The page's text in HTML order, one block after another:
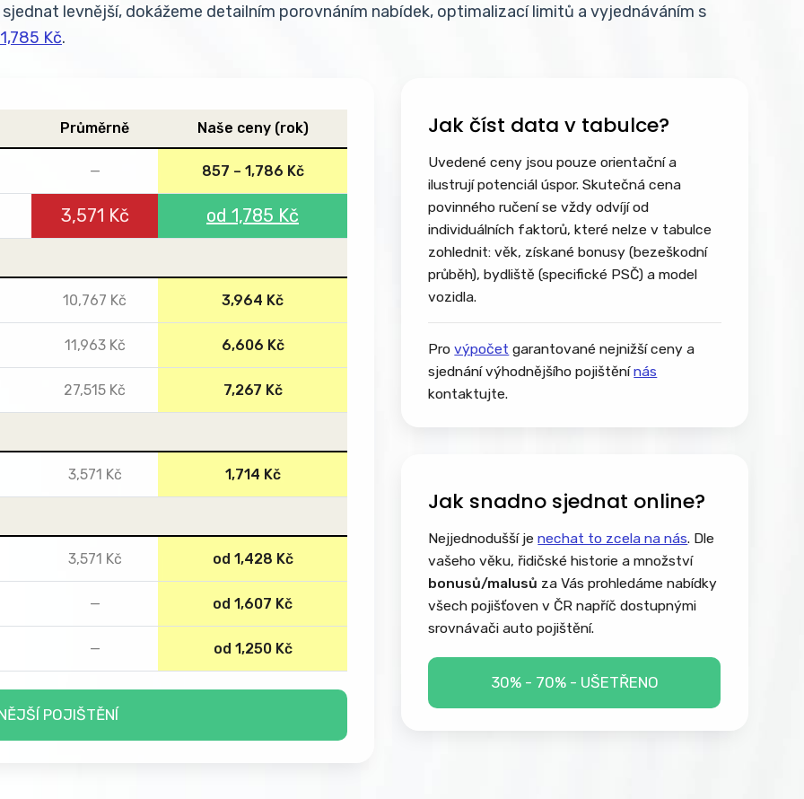
levnější, dokážeme detailním porovnáním nabídek, optimalizací limitů a vyjednáváním s
Kč.
Průměrně Naše ceny (rok)
— 857 – 1,786 Kč
3,571 Kč od 1,785 Kč
10,767 Kč 3,964 Kč
11,963 Kč 6,606 Kč
27,515 Kč 7,267 Kč
3,571 Kč 1,714 Kč
3,571 Kč od 1,428 Kč
— od 1,607 Kč
— od 1,250 Kč
POJIŠTĚNÍ
Jak číst data v tabulce?
Uvedené ceny jsou pouze orientační a
ilustrují potenciál úspor. Skutečná cena
povinného ručení se vždy odvíjí od
individuálních faktorů, které nelze v tabulce
zohlednit: věk, získané bonusy (bezeškodní
průběh), bydliště (specifické PSČ) a model
vozidla.
Provýpočet garantované nejnižší ceny a
sjednání výhodnějšího pojištěnínás
kontaktujte.
Jak snadno sjednat online?
Nejjednodušší jenechat to zcela na nás. Dle
vašeho věku, řidičské historie a množství
bonusů/malusů za Vás prohledáme nabídky
všech pojišťoven v ČR napříč dostupnými
srovnávači auto pojištění.
30% - 70% - UŠETŘENO